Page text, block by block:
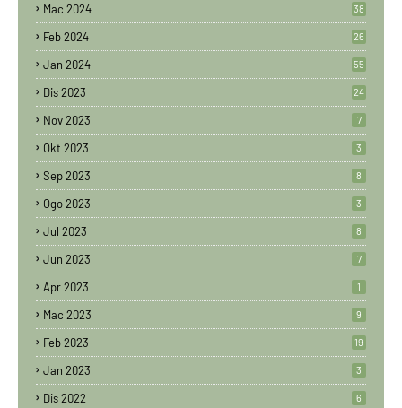
Mac 2024 38
Feb 2024 26
Jan 2024 55
Dis 2023 24
Nov 2023 7
Okt 2023 3
Sep 2023 8
Ogo 2023 3
Jul 2023 8
Jun 2023 7
Apr 2023 1
Mac 2023 9
Feb 2023 19
Jan 2023 3
Dis 2022 6